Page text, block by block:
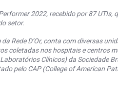
2022, recebido por 87 UTIs,
setor.
Rede D’Or, conta com diversas
nos hospitais e centros
Clínicos) da Sociedade
pelo CAP (College of American